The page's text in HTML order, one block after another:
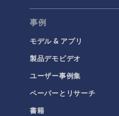
事例
モデル & アプリ
製品デモビデオ
ユーザー事例集
ペーパーとリサーチ
書籍